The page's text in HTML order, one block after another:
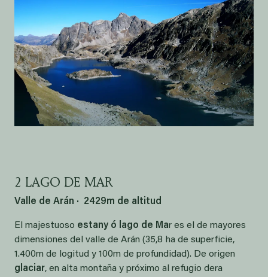
2 LAGO DE MAR
Valle de Arán · 2429m de altitud
El majestuoso estany ó lago de Mar es el de mayores
dimensiones del valle de Arán (35,8 ha de superficie,
1.400m de logitud y 100m de profundidad). De origen
glaciar, en alta montaña y próximo al refugio dera